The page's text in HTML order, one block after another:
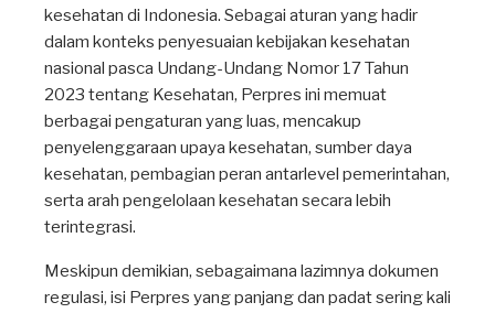
kesehatan di Indonesia. Sebagai aturan yang hadir
dalam konteks penyesuaian kebijakan kesehatan
nasional pasca Undang-Undang Nomor 17 Tahun
2023 tentang Kesehatan, Perpres ini memuat
berbagai pengaturan yang luas, mencakup
penyelenggaraan upaya kesehatan, sumber daya
kesehatan, pembagian peran antarlevel pemerintahan,
serta arah pengelolaan kesehatan secara lebih
terintegrasi.
Meskipun demikian, sebagaimana lazimnya dokumen
regulasi, isi Perpres yang panjang dan padat sering kali